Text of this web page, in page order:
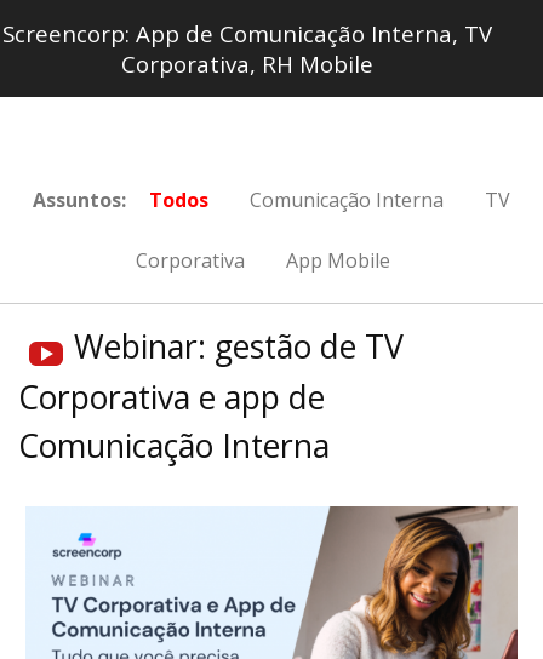
Screencorp: App de Comunicação Interna, TV
Corporativa, RH Mobile
Assuntos: Todos Comunicação Interna TV
Corporativa App Mobile
Webinar: gestão de TV
Corporativa e app de
Comunicação Interna